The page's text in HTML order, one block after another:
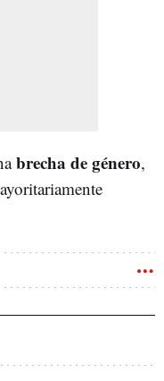
brecha de género,